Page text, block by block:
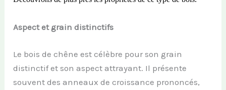
Aspect et grain distinctifs
Le bois de chêne est célèbre pour son grain
distinctif et son aspect attrayant. Il présente
souvent des anneaux de croissance prononcés,